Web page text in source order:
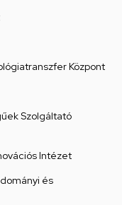
Központ
Szolgáltató
Intézet
és